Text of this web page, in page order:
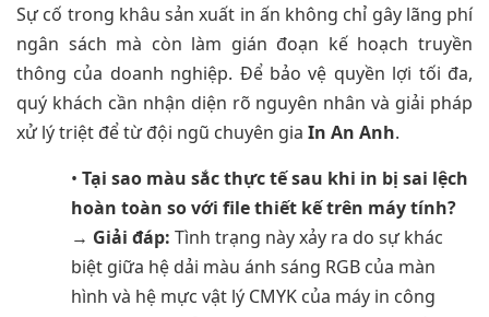
Sự cố trong khâu sản xuất in ấn không chỉ gây lãng phí
ngân sách mà còn làm gián đoạn kế hoạch truyền
thông của doanh nghiệp. Để bảo vệ quyền lợi tối đa,
quý khách cần nhận diện rõ nguyên nhân và giải pháp
xử lý triệt để từ đội ngũ chuyên gia In An Anh.
• Tại sao màu sắc thực tế sau khi in bị sai lệch
hoàn toàn so với file thiết kế trên máy tính?
→ Giải đáp: Tình trạng này xảy ra do sự khác
biệt giữa hệ dải màu ánh sáng RGB của màn
hình và hệ mực vật lý CMYK của máy in công